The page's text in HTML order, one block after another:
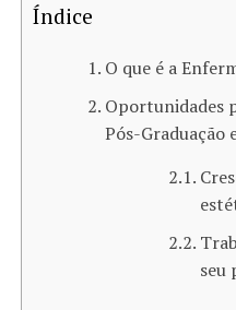
Índice
O que é a
Oportunidades
Pós-Graduação
seu